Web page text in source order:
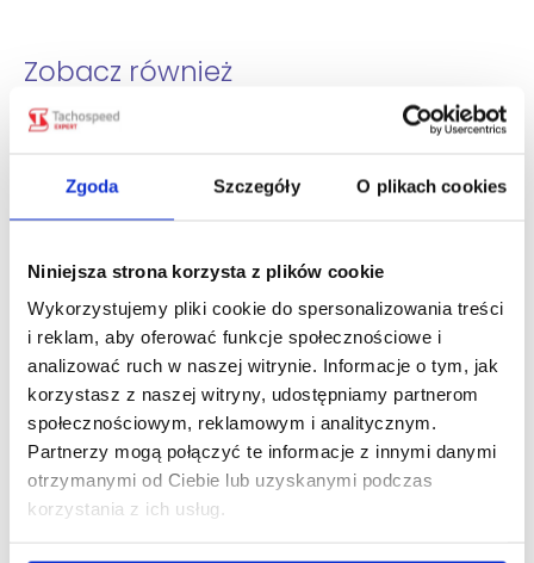
Zgoda Szczegóły O plikach cookies
Niniejsza strona korzysta z plików cookie
Wykorzystujemy pliki cookie do spersonalizowania treści
i reklam, aby oferować funkcje społecznościowe i
analizować ruch w naszej witrynie. Informacje o tym, jak
korzystasz z naszej witryny, udostępniamy partnerom
społecznościowym, reklamowym i analitycznym.
Partnerzy mogą połączyć te informacje z innymi danymi
otrzymanymi od Ciebie lub uzyskanymi podczas
korzystania z ich usług.
Zobacz również
Zniesienie opłaty e-TOLL dla pojazdów
2026 r.
Zwrot myta we Włoszech za korki.
Przewoźnik może odzyskać nawet
100% opłaty.
pt., 24 lip 2026
European Labour Authority (ELA)
wyjaśniła nowe obowiązki dla busów w
transporcie międzynarodowym.
pt., 17 lip 2026